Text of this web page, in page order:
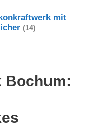
mit
(14)
Bochum: